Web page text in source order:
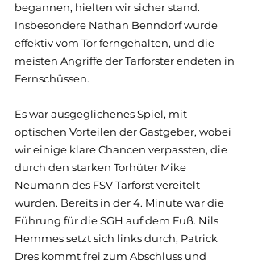
begannen, hielten wir sicher stand.
Insbesondere Nathan Benndorf wurde
effektiv vom Tor ferngehalten, und die
meisten Angriffe der Tarforster endeten in
Fernschüssen.
Es war ausgeglichenes Spiel, mit
optischen Vorteilen der Gastgeber, wobei
wir einige klare Chancen verpassten, die
durch den starken Torhüter Mike
Neumann des FSV Tarforst vereitelt
wurden. Bereits in der 4. Minute war die
Führung für die SGH auf dem Fuß. Nils
Hemmes setzt sich links durch, Patrick
Dres kommt frei zum Abschluss und